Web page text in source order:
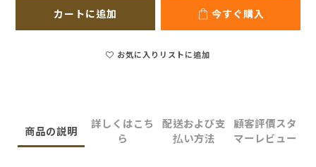
カートに追加 今すぐ購入
お気に入りリストに追加
商品の説明
詳しくはこち
ら
配送および支
払い方法
顧客評價スタ
マーレビュー